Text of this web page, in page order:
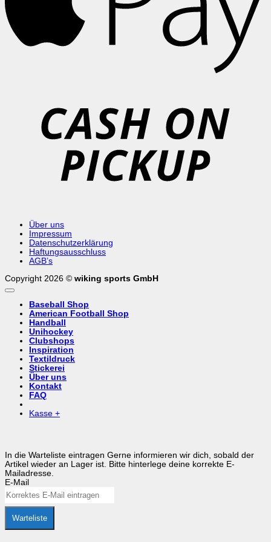
Über uns
Impressum
Datenschutzerklärung
Haftungsausschluss
AGB’s
Copyright 2026 © wiking sports GmbH
Baseball Shop
American Football Shop
Handball
Unihockey
Clubshops
Inspiration
Textildruck
Stickerei
Über uns
Kontakt
FAQ
Kasse +
In die Warteliste eintragen Gerne informieren wir dich, sobald der
Artikel wieder an Lager ist. Bitte hinterlege deine korrekte E-
Mailadresse.
E-Mail
Warteliste